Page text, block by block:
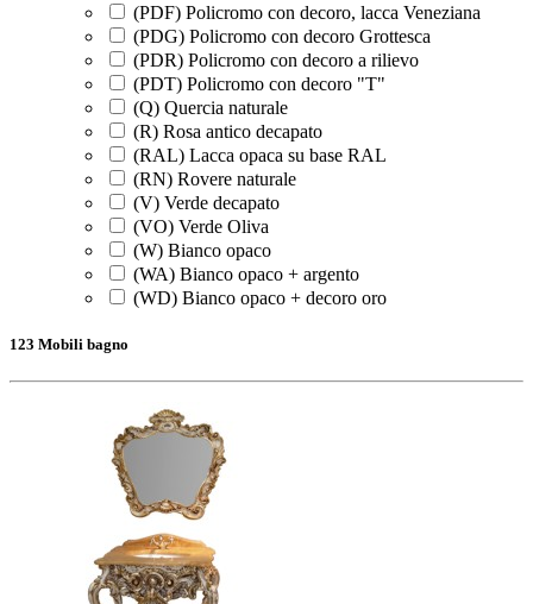
(PDF) Policromo con decoro, lacca Veneziana
(PDG) Policromo con decoro Grottesca
(PDR) Policromo con decoro a rilievo
(PDT) Policromo con decoro "T"
(Q) Quercia naturale
(R) Rosa antico decapato
(RAL) Lacca opaca su base RAL
(RN) Rovere naturale
(V) Verde decapato
(VO) Verde Oliva
(W) Bianco opaco
(WA) Bianco opaco + argento
(WD) Bianco opaco + decoro oro
123 Mobili bagno